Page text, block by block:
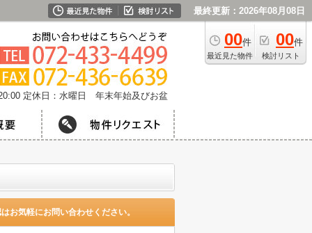
最終更新：2026年08月08日
00件
最近見た物件
00件
検討リスト
定休日：水曜日 年末年始及びお盆
お気軽にお問い合わせください。